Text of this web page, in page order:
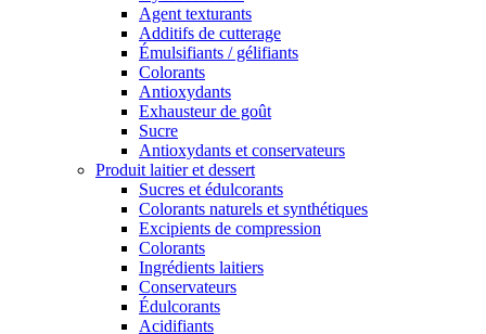
Agent texturants
Additifs de cutterage
Émulsifiants / gélifiants
Colorants
Antioxydants
Exhausteur de goût
Sucre
Antioxydants et conservateurs
Produit laitier et dessert
Sucres et édulcorants
Colorants naturels et synthétiques
Excipients de compression
Colorants
Ingrédients laitiers
Conservateurs
Édulcorants
Acidifiants